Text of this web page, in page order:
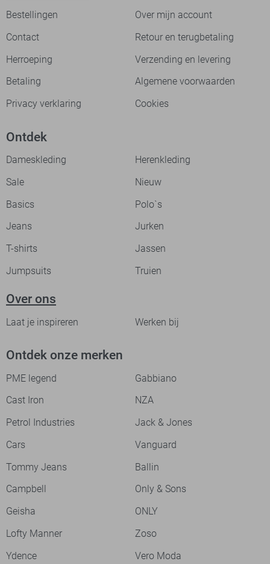
Bestellingen
Over mijn account
Contact
Retour en terugbetaling
Herroeping
Verzending en levering
Betaling
Algemene voorwaarden
Privacy verklaring
Cookies
Ontdek
Dameskleding
Herenkleding
Sale
Nieuw
Basics
Polo`s
Jeans
Jurken
T-shirts
Jassen
Jumpsuits
Truien
Over ons
Laat je inspireren Werken bij
Ontdek onze merken
PME legend
Gabbiano
Cast Iron
NZA
Petrol Industries
Jack & Jones
Cars
Vanguard
Tommy Jeans
Ballin
Campbell
Only & Sons
Geisha
ONLY
Lofty Manner
Zoso
Ydence
Vero Moda